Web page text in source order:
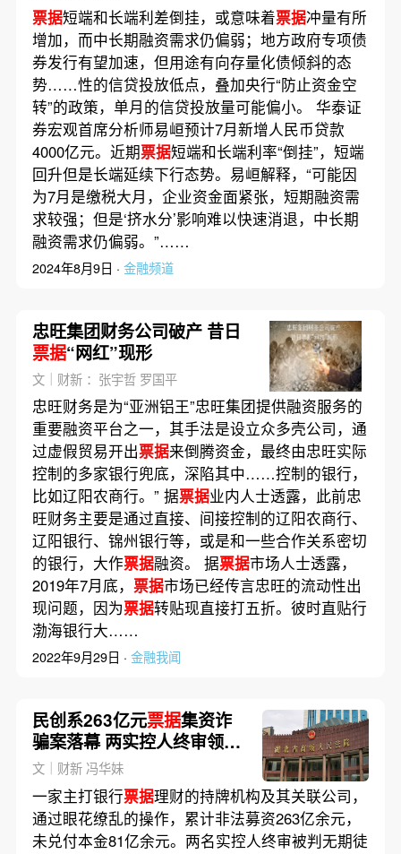
票据短端和长端利差倒挂，或意味着票据冲量有所
增加，而中长期融资需求仍偏弱；地方政府专项债
券发行有望加速，但用途有向存量化债倾斜的态
势……性的信贷投放低点，叠加央行“防止资金空
转”的政策，单月的信贷投放量可能偏小。 华泰证
券宏观首席分析师易峘预计7月新增人民币贷款
4000亿元。近期票据短端和长端利率“倒挂”，短端
回升但是长端延续下行态势。易峘解释，“可能因
为7月是缴税大月，企业资金面紧张，短期融资需
求较强；但是‘挤水分’影响难以快速消退，中长期
融资需求仍偏弱。”……
2024年8月9日 · 金融频道
忠旺集团财务公司破产 昔日
票据“网红”现形
文｜财新 ：张宇哲 罗国平
忠旺财务是为“亚洲铝王”忠旺集团提供融资服务的
重要融资平台之一，其手法是设立众多壳公司，通
过虚假贸易开出票据来倒腾资金，最终由忠旺实际
控制的多家银行兜底，深陷其中……控制的银行，
比如辽阳农商行。” 据票据业内人士透露，此前忠
旺财务主要是通过直接、间接控制的辽阳农商行、
辽阳银行、锦州银行等，或是和一些合作关系密切
的银行，大作票据融资。 据票据市场人士透露，
2019年7月底， 票据市场已经传言忠旺的流动性出
现问题，因为票据转贴现直接打五折。彼时直贴行
渤海银行大……
2022年9月29日 · 金融我闻
民创系263亿元票据集资诈
骗案落幕 两实控人终审领刑
无期
文｜财新 冯华妹
一家主打银行票据理财的持牌机构及其关联公司，
通过眼花缭乱的操作，累计非法募资263亿余元，
未兑付本金81亿余元。两名实控人终审被判无期徒